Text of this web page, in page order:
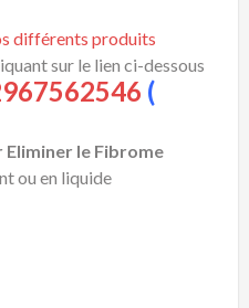
différents produits
sur le lien ci-dessous
(
le Fibrome
ou en liquide